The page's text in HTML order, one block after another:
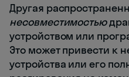
Другая
несовместимостью
устройством или
Это может привести к
устройства или его